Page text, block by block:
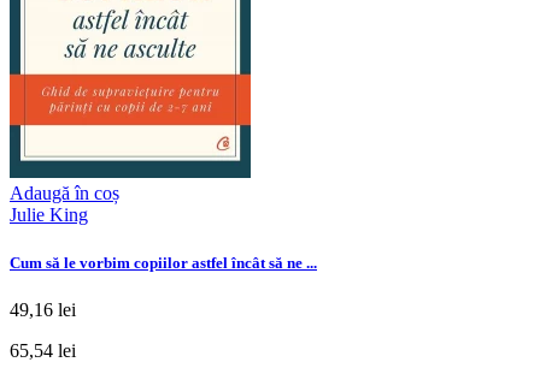
Adaugă în coș
Julie King
Cum să le vorbim copiilor astfel încât să ne ...
49,16 lei
65,54 lei